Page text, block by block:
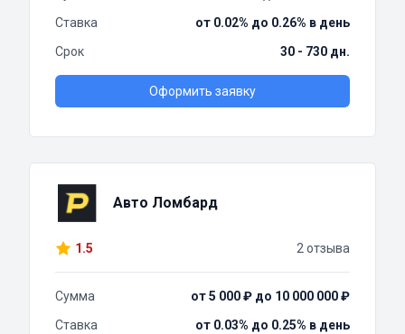
Ставка
от 0.02% до 0.26% в день
Срок
30 - 730 дн.
Оформить заявку
Авто Ломбард
1.5 2 отзыва
Сумма
от 5 000 ₽ до 10 000 000 ₽
Ставка
от 0.03% до 0.25% в день